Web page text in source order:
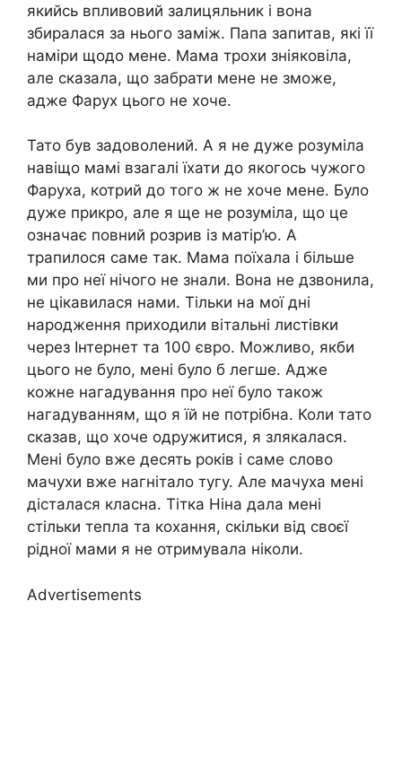
якийсь впливовий залицяльник і вона
збиралася за нього заміж. Папа запитав, які її
наміри щодо мене. Мама трохи зніяковіла,
але сказала, що забрати мене не зможе,
адже Фарух цього не хоче.
Тато був задоволений. А я не дуже розуміла
навіщо мамі взагалі їхати до якогось чужого
Фаруха, котрий до того ж не хоче мене. Було
дуже прикро, але я ще не розуміла, що це
означає повний розрив із матір’ю. А
трапилося саме так. Мама поїхала і більше
ми про неї нічого не знали. Вона не дзвонила,
не цікавилася нами. Тільки на мої дні
народження приходили вітальні листівки
через Інтернет та 100 євро. Можливо, якби
цього не було, мені було б легше. Адже
кожне нагадування про неї було також
нагадуванням, що я їй не потрібна. Коли тато
сказав, що хоче одружитися, я злякалася.
Мені було вже десять років і саме слово
мачухи вже нагнітало тугу. Але мачуха мені
дісталася класна. Тітка Ніна дала мені
стільки тепла та кохання, скільки від своєї
рідної мами я не отримувала ніколи.
Advertisements